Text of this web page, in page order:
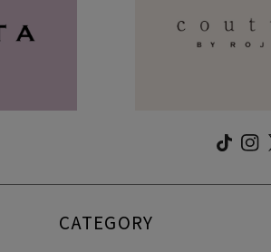
CATEGORY